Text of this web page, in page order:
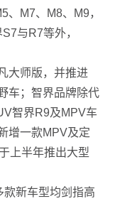
、M7、M8、M9，
与R7等外，
师版，并推进
车；智界品牌除代
智界R9及MPV车
增一款MPV及定
上半年推出大型
新车型均剑指高